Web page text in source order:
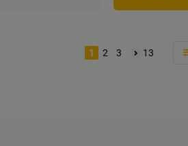
1 2 3 13